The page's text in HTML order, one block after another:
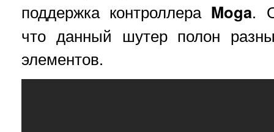
поддержка контроллера Moga.
что данный шутер полон
элементов.